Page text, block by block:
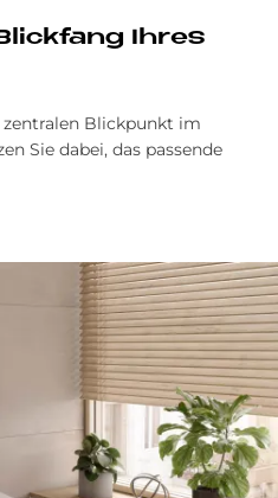
Ih­res
Blickpunkt im
Sie dabei, das passende